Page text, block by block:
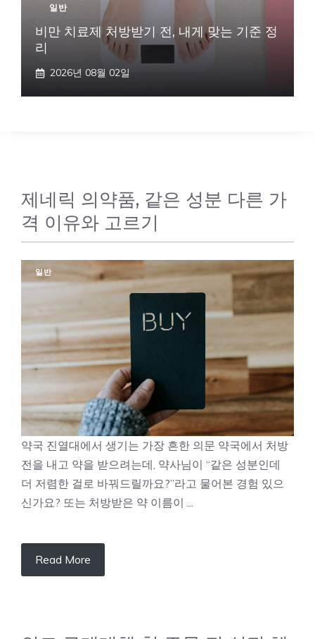
일반
비만 치료제 처방받기 전, 내게 맞는 기준 정
리
2026년 08월 02일
제네릭 의약품, 같은 성분 다른 가
격 이유와 고르기
일반
약국 진열대에서 생기는 가장 흔한 의문 약국에서 처방
전을 내고 약을 받으려는데, 약사님이 “같은 성분인데
더 저렴한 걸로 바꿔드릴까요?”라고 물어본 경험 있으
신가요? 또는 처방받은 약 이름이 ...
Read More